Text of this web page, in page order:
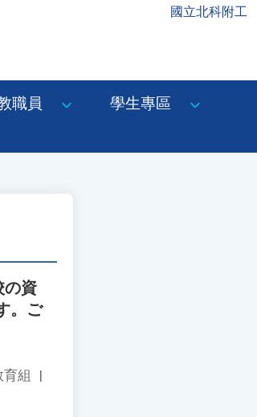
國立北科附工
職員
學生專區
の資
。ご
育組 |